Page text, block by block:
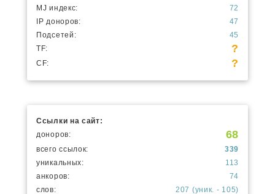
MJ индекс:
72
IP доноров:
47
Подсетей:
45
TF:
?
CF: ?
Ссылки на сайт:
доноров:
68
всего ссылок:
339
уникальных:
113
анкоров:
74
слов:
207 (уник. - 105)